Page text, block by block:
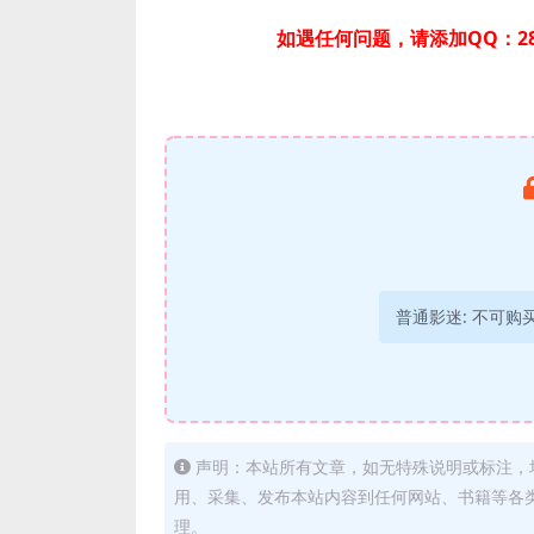
如遇任何问题，请添加QQ：
普通影迷: 不可购
声明：本站所有文章，如无特殊说明或标注
用、采集、发布本站内容到任何网站、书籍等
理。